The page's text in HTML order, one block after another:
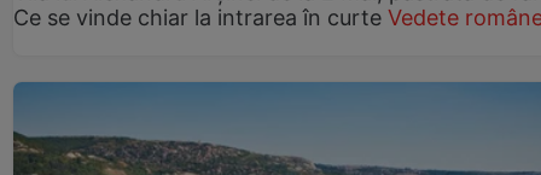
Ce se vinde chiar la intrarea în curte Vedete